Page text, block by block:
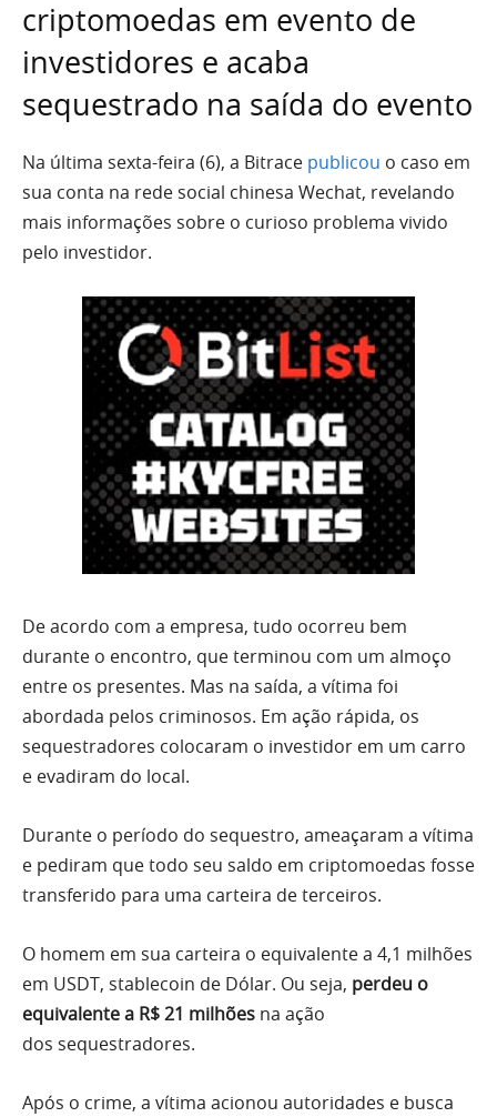
criptomoedas em evento de
investidores e acaba
sequestrado na saída do evento
Na última sexta-feira (6), a Bitrace publicou o caso em
sua conta na rede social chinesa Wechat, revelando
mais informações sobre o curioso problema vivido
pelo investidor.
De acordo com a empresa, tudo ocorreu bem
durante o encontro, que terminou com um almoço
entre os presentes. Mas na saída, a vítima foi
abordada pelos criminosos. Em ação rápida, os
sequestradores colocaram o investidor em um carro
e evadiram do local.
Durante o período do sequestro, ameaçaram a vítima
e pediram que todo seu saldo em criptomoedas fosse
transferido para uma carteira de terceiros.
O homem em sua carteira o equivalente a 4,1 milhões
em USDT, stablecoin de Dólar. Ou seja, perdeu o
equivalente a R$ 21 milhões na ação
dos sequestradores.
Após o crime, a vítima acionou autoridades e busca